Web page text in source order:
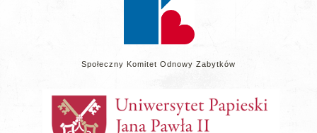
Społeczny Komitet Odnowy Zabytków